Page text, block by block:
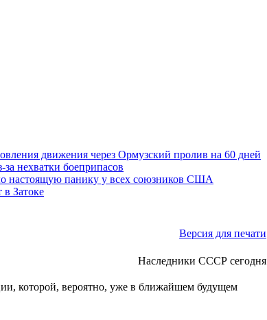
движения через Ормузский пролив на 60 дней
нехватки боеприпасов
настоящую панику у всех союзников США
в Затоке
Версия для печати
Наследники СССР сегодня
которой, вероятно, уже в ближайшем будущем